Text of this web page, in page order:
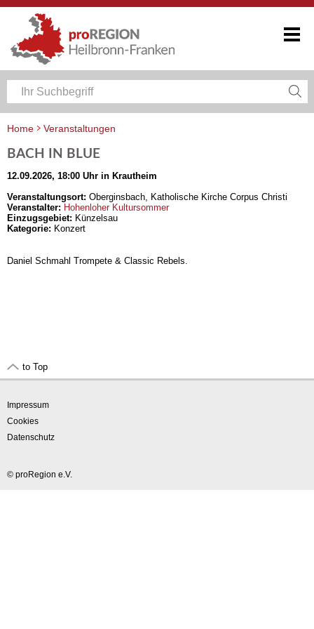
Home
Veranstaltungen
BACH IN BLUE
12.09.2026, 18:00 Uhr in Krautheim
Veranstaltungsort: Oberginsbach, Katholische Kirche Corpus Christi
Veranstalter: Hohenloher Kultursommer
Einzugsgebiet: Künzelsau
Kategorie: Konzert
Daniel Schmahl Trompete & Classic Rebels.
to Top
Impressum
Cookies
Datenschutz
© proRegion e.V.